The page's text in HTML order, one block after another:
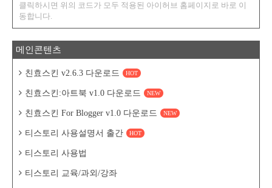
클릭하시면 위의 코드가 모두 적용된 아이허브 홈페이지로 바로 이
동합니다.
메인콘텐츠
친효스킨 v2.6.3 다운로드 HOT
친효스킨:아트북 v1.0 다운로드 NEW
친효스킨 For Blogger v1.0 다운로드 NEW
티스토리 사용설명서 출간 HOT
티스토리 사용법
티스토리 교육/과외/강좌